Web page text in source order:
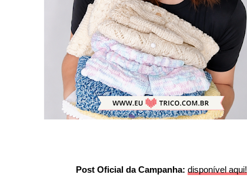
Post Oficial da Campanha: disponível aqui!